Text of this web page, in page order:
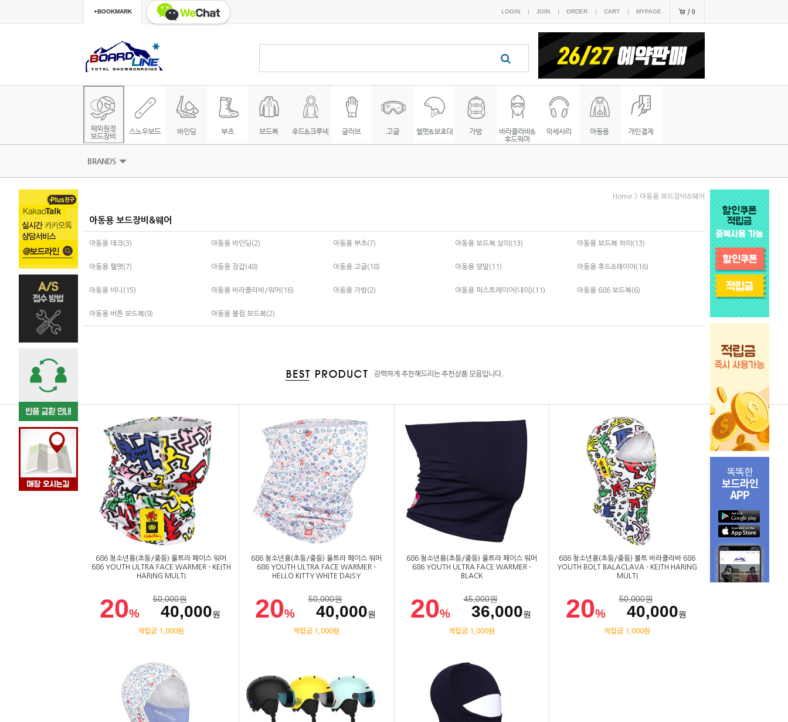
+BOOKMARK LOGIN JOIN ORDER CART MYPAGE 0
Home > 아동용 보드장비&웨어
아동용 보드장비&웨어
아동용 데크(3) 아동용 바인딩(2) 아동용 부츠(7) 아동용 보드복 상의(13) 아동용 보드복 하의(13)
아동용 헬멧(7) 아동용 장갑(48) 아동용 고글(18) 아동용 양말(11) 아동용 후드&레이어(16)
아동용 비니(15) 아동용 바라클라바/워머(16) 아동용 가방(2) 아동용 퍼스트레이어(내의)(11) 아동용 686 보드복(6)
아동용 버튼 보드복(9) 아동용 볼컴 보드복(2)
686 청소년용(초등/중등) 울트라 페이스 워머
686 YOUTH ULTRA FACE WARMER - KEITH
HARING MULTI
20%
50,000원
40,000원
적립금 1,000원
686 청소년용(초등/중등) 울트라 페이스 워머
686 YOUTH ULTRA FACE WARMER -
HELLO KITTY WHITE DAISY
20%
50,000원
40,000원
적립금 1,000원
686 청소년용(초등/중등) 울트라 페이스 워머
686 YOUTH ULTRA FACE WARMER -
BLACK
20%
45,000원
36,000원
적립금 1,000원
686 청소년용(초등/중등) 볼트 바라클라바 686
YOUTH BOLT BALACLAVA - KEITH HARING
MULTI
20%
50,000원
40,000원
적립금 1,000원